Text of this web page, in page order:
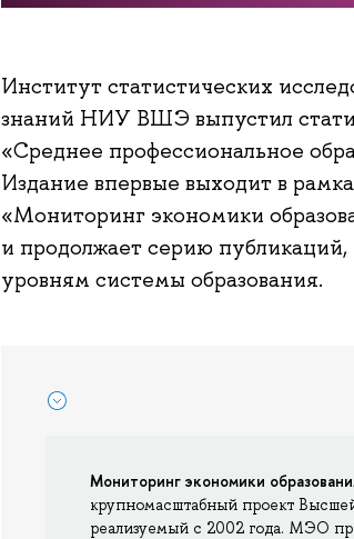
Институт статистических
знаний НИУ ВШЭ выпустил
«Среднее профессиональное
Издание впервые выходит в
«Мониторинг экономики
и продолжает серию
уровням системы образования.
Мониторинг экономики
крупномасштабный проект
реализуемый с 2002 года. МЭО